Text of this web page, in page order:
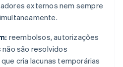
externos nem sempre
reembolsos, autorizações
são resolvidos
cria lacunas temporárias